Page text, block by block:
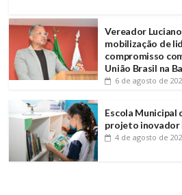
Vereador
mobilização de
compromisso
União Brasil na
6 de agosto de
Escola Municipal
projeto
4 de agosto de